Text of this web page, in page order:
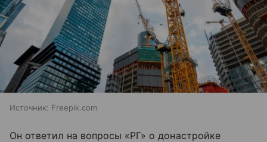
Источник: Freepik.com
Он ответил на вопросы «РГ» о донастройке